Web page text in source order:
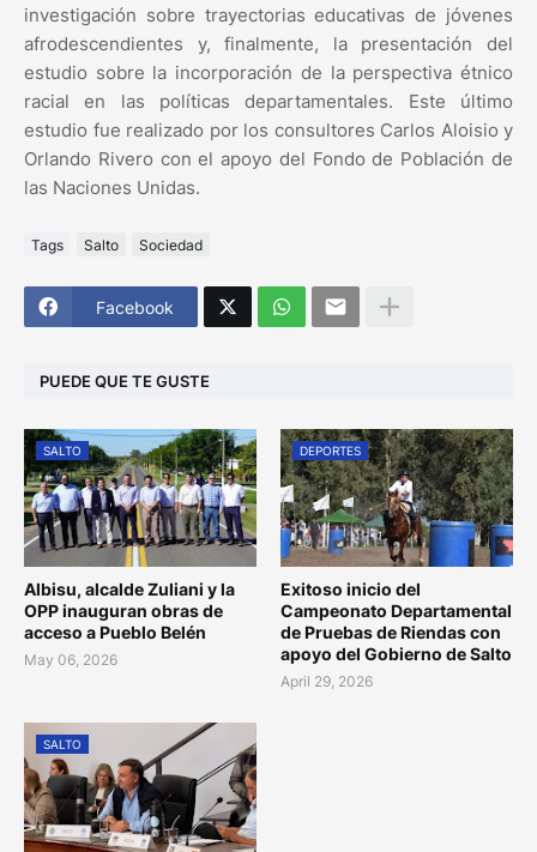
investigación sobre trayectorias educativas de jóvenes
afrodescendientes y, finalmente, la presentación del
estudio sobre la incorporación de la perspectiva étnico
racial en las políticas departamentales. Este último
estudio fue realizado por los consultores Carlos Aloisio y
Orlando Rivero con el apoyo del Fondo de Población de
las Naciones Unidas.
Tags Salto Sociedad
Facebook
PUEDE QUE TE GUSTE
SALTO
Albisu, alcalde Zuliani y la
OPP inauguran obras de
acceso a Pueblo Belén
May 06, 2026
DEPORTES
Exitoso inicio del
Campeonato Departamental
de Pruebas de Riendas con
apoyo del Gobierno de Salto
April 29, 2026
SALTO